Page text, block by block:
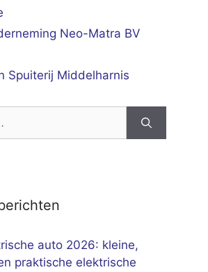
Neo-Matra BV
Spuiterij Middelharnis
auto 2026: kleine,
praktische elektrische